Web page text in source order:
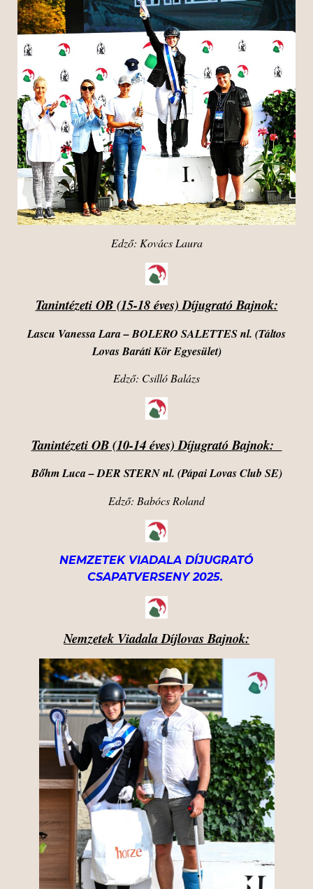
Edző: Kovács Laura
Tanintézeti OB (15-18 éves) Díjugrató Bajnok:
Lascu Vanessa Lara – BOLERO SALETTES nl. (Táltos
Lovas Baráti Kör Egyesület)
Edző: Csilló Balázs
Tanintézeti OB (10-14 éves) DíjugratóBajnok:
Bőhm Luca – DER STERN nl. (Pápai Lovas Club SE)
Edző: Babócs Roland
NEMZETEK VIADALA DÍJUGRATÓ
CSAPATVERSENY 2025.
Nemzetek Viadala Díjlovas Bajnok: